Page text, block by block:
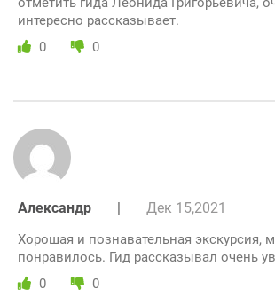
интересно рассказывает.
0
0
Александр | Дек 15,2021
Хорошая и познавательная экскурсия,
понравилось. Гид рассказывал очень
0
0